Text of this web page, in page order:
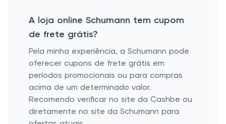
A loja online Schumann tem cupom
de frete grátis?
Pela minha experiência, a Schumann pode
oferecer cupons de frete grátis em
períodos promocionais ou para compras
acima de um determinado valor.
Recomendo verificar no site da Cashbe ou
diretamente no site da Schumann para